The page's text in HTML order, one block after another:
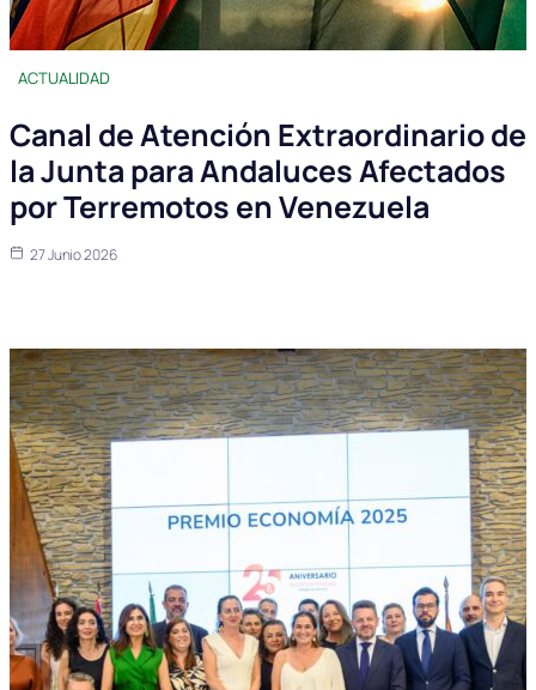
ACTUALIDAD
Canal de Atención Extraordinario de
la Junta para Andaluces Afectados
por Terremotos en Venezuela
27 Junio 2026